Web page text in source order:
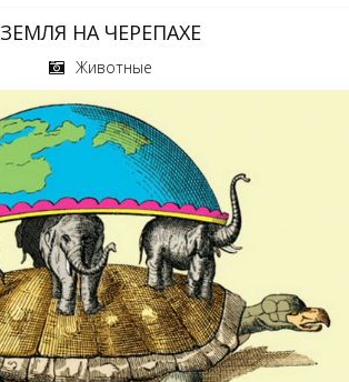
ЗЕМЛЯ НА ЧЕРЕПАХЕ
Животные